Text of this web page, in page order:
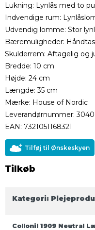
Lukning: Lynlås med to
Indvendige rum:
Udvendig lomme: Stor
Bæremuligheder:
Skulderrem: Aftagelig og
Bredde: 10 cm
Højde: 24 cm
Længde: 35 cm
Mærke: House of Nordic
Leverandørnummer:
EAN: 7321051168321
Tilføj til Ønskeskyen
Tilkøb
Kategori:
Collonil 1909 Neutral